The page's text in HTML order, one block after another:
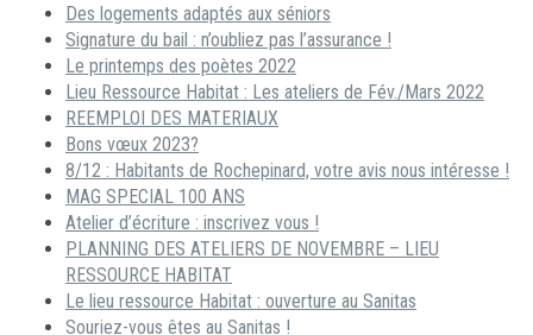
Des logements adaptés aux séniors
Signature du bail : n’oubliez pas l’assurance !
Le printemps des poètes 2022
Lieu Ressource Habitat : Les ateliers de Fév./Mars 2022
REEMPLOI DES MATERIAUX
Bons vœux 2023?
8/12 : Habitants de Rochepinard, votre avis nous intéresse !
MAG SPECIAL 100 ANS
Atelier d’écriture : inscrivez vous !
PLANNING DES ATELIERS DE NOVEMBRE – LIEU
RESSOURCE HABITAT
Le lieu ressource Habitat : ouverture au Sanitas
Souriez-vous êtes au Sanitas !